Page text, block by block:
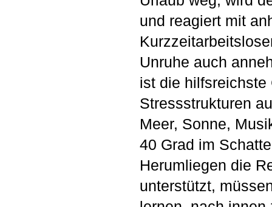
und reagiert mit
Unruhe auch
ist die hilfsreichste
Stressstrukturen
Meer, Sonne,
40 Grad im
Herumliegen die
unterstützt,